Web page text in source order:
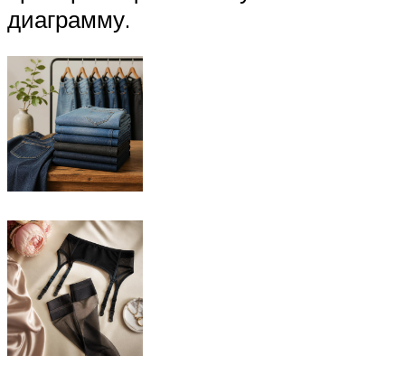
диаграмму.